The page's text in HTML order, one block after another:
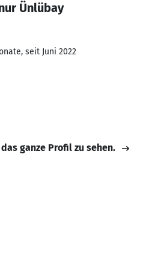
Ünlübay
seit Juni 2022
ganze Profil zu sehen.